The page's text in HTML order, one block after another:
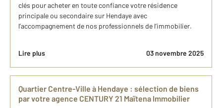
clés pour acheter en toute confiance votre résidence
principale ou secondaire sur Hendaye avec
l’accompagnement de nos professionnels de l’immobilier.
Lire plus 03 novembre 2025
Quartier Centre-Ville à Hendaye : sélection de biens
par votre agence CENTURY 21 Maïtena Immobilier